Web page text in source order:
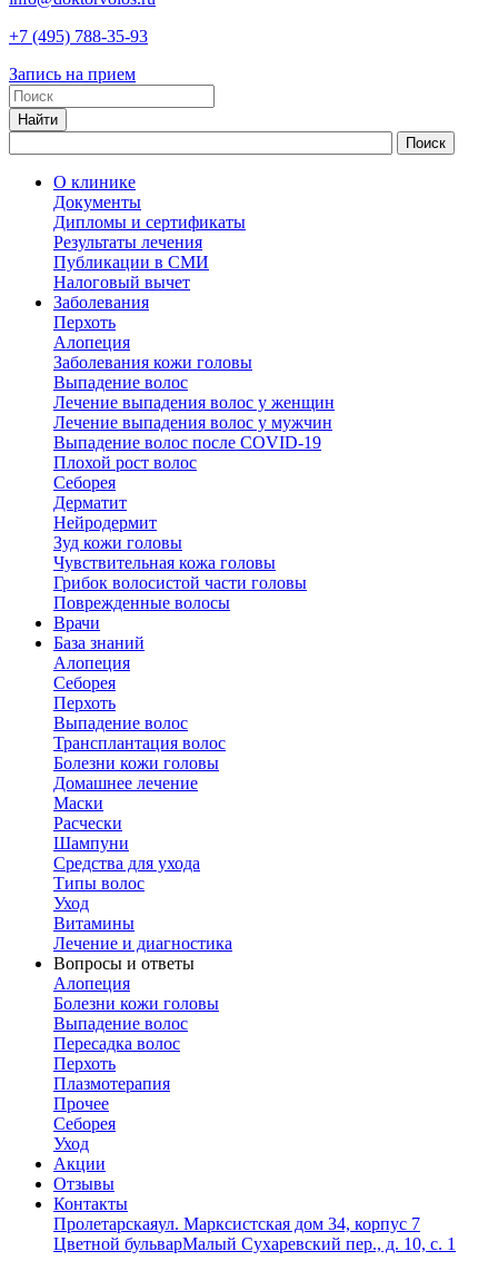
+7 (495) 788-35-93
Запись на прием
О клинике
Документы
Дипломы и сертификаты
Результаты лечения
Публикации в СМИ
Налоговый вычет
Заболевания
Перхоть
Алопеция
Заболевания кожи головы
Выпадение волос
Лечение выпадения волос у женщин
Лечение выпадения волос у мужчин
Выпадение волос после COVID-19
Плохой рост волос
Cеборея
Дерматит
Нейродермит
Зуд кожи головы
Чувствительная кожа головы
Грибок волосистой части головы
Поврежденные волосы
Врачи
База знаний
Алопеция
Себорея
Перхоть
Выпадение волос
Трансплантация волос
Болезни кожи головы
Домашнее лечение
Маски
Расчески
Шампуни
Средства для ухода
Типы волос
Уход
Витамины
Лечение и диагностика
Вопросы и ответы
Алопеция
Болезни кожи головы
Выпадение волос
Пересадка волос
Перхоть
Плазмотерапия
Прочее
Себорея
Уход
Акции
Отзывы
Контакты
Пролетарскаяул. Марксистская дом 34, корпус 7
Цветной бульварМалый Сухаревский пер., д. 10, с. 1